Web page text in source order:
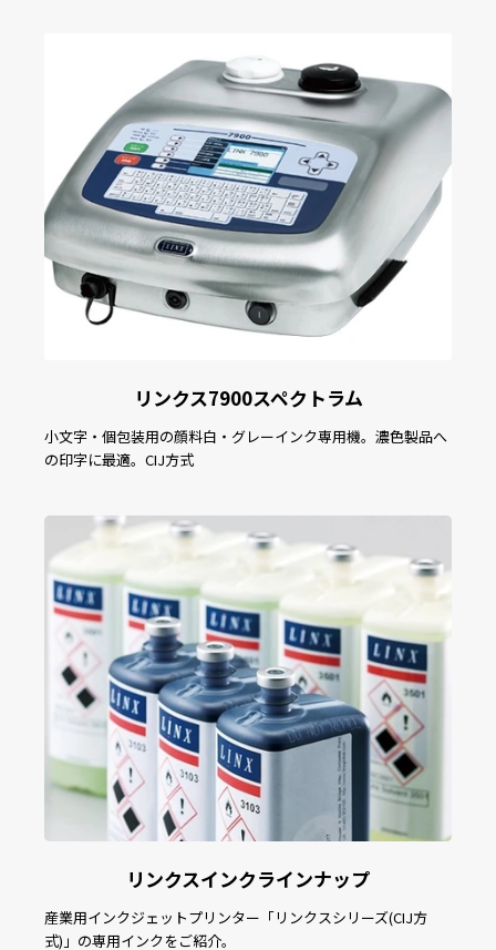
リンクス7900スペクトラム
小文字・個包装用の顔料白・グレーインク専用機。濃色製品へ
の印字に最適。CIJ方式
リンクスインクラインナップ
産業用インクジェットプリンター「リンクスシリーズ(CIJ方
式)」の専用インクをご紹介。